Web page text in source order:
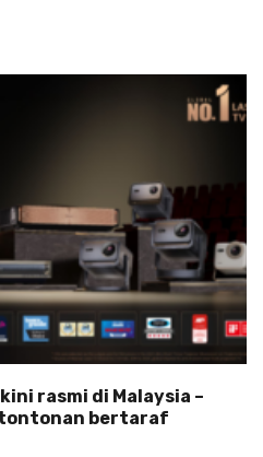
rasmi di Malaysia –
bertaraf